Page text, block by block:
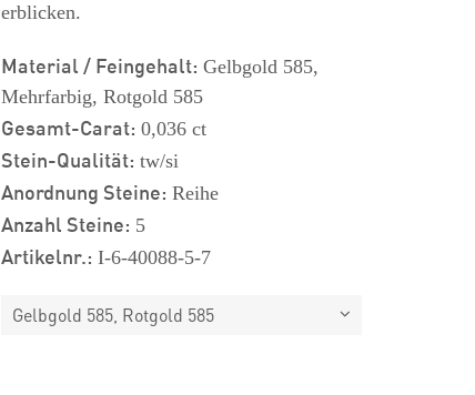
erblicken.
Material / Feingehalt: Gelbgold 585,
Mehrfarbig, Rotgold 585
Gesamt-Carat: 0,036 ct
Stein-Qualität: tw/si
Anordnung Steine: Reihe
Anzahl Steine: 5
Artikelnr.: I-6-40088-5-7
Gelbgold 585, Rotgold 585